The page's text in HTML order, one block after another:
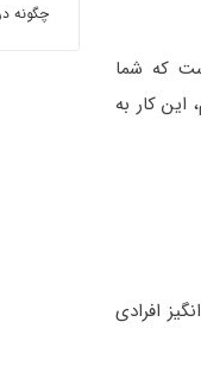
که شما
این کار به
افرادی
چگونه